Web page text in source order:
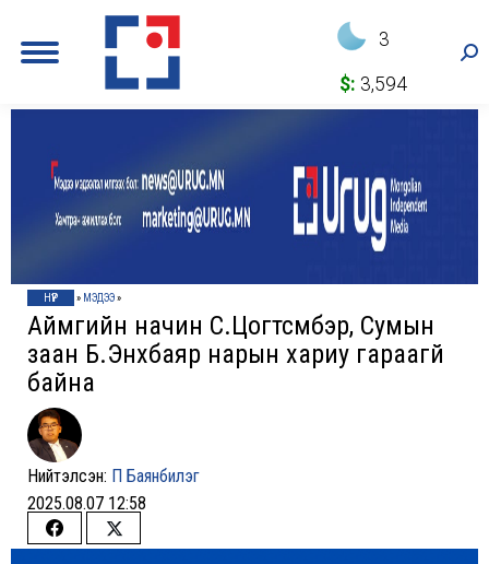
3
$: 3,594
НҮҮР » МЭДЭЭ»
Аймгийн начин С.Цогтсүмбэр, Сумын
заан Б.Энхбаяр нарын хариу гараагүй
байна
Нийтэлсэн: П Баянбилэг
2025.08.07 12:58
Share
Share